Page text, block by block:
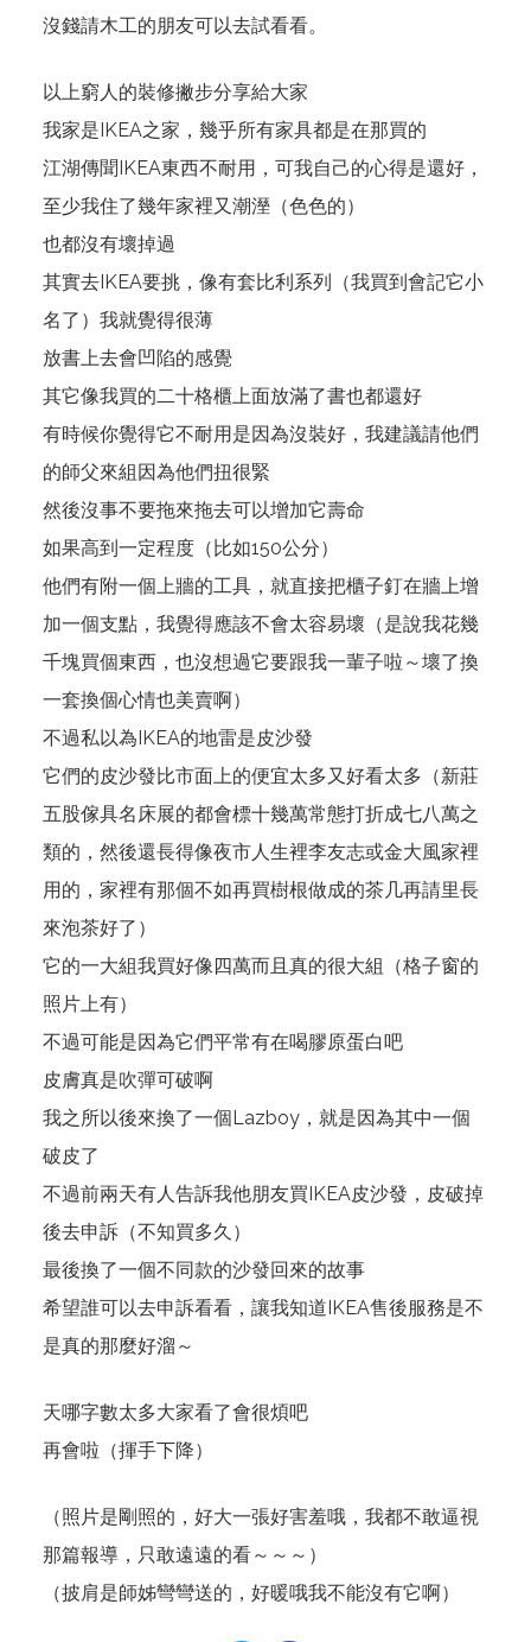
沒錢請木工的朋友可以去試看看。
以上窮人的裝修撇步分享給大家
我家是IKEA之家，幾乎所有家具都是在那買的
江湖傳聞IKEA東西不耐用，可我自己的心得是還好，
至少我住了幾年家裡又潮溼（色色的）
也都沒有壞掉過
其實去IKEA要挑，像有套比利系列（我買到會記它小
名了）我就覺得很薄
放書上去會凹陷的感覺
其它像我買的二十格櫃上面放滿了書也都還好
有時候你覺得它不耐用是因為沒裝好，我建議請他們
的師父來組因為他們扭很緊
然後沒事不要拖來拖去可以增加它壽命
如果高到一定程度（比如150公分）
他們有附一個上牆的工具，就直接把櫃子釘在牆上增
加一個支點，我覺得應該不會太容易壞（是說我花幾
千塊買個東西，也沒想過它要跟我一輩子啦～壞了換
一套換個心情也美賣啊）
不過私以為IKEA的地雷是皮沙發
它們的皮沙發比市面上的便宜太多又好看太多（新莊
五股傢具名床展的都會標十幾萬常態打折成七八萬之
類的，然後還長得像夜市人生裡李友志或金大風家裡
用的，家裡有那個不如再買樹根做成的茶几再請里長
來泡茶好了）
它的一大組我買好像四萬而且真的很大組（格子窗的
照片上有）
不過可能是因為它們平常有在喝膠原蛋白吧
皮膚真是吹彈可破啊
我之所以後來換了一個Lazboy，就是因為其中一個
破皮了
不過前兩天有人告訴我他朋友買IKEA皮沙發，皮破掉
後去申訴（不知買多久）
最後換了一個不同款的沙發回來的故事
希望誰可以去申訴看看，讓我知道IKEA售後服務是不
是真的那麼好溜～
天哪字數太多大家看了會很煩吧
再會啦（揮手下降）
（照片是剛照的，好大一張好害羞哦，我都不敢逼視
那篇報導，只敢遠遠的看～～～）
（披肩是師姊彎彎送的，好暖哦我不能沒有它啊）